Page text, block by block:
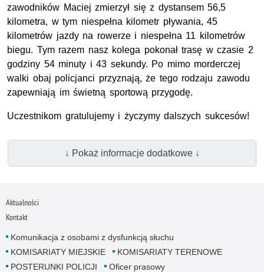
zawodników Maciej zmierzył się z dystansem 56,5
kilometra, w tym niespełna kilometr pływania, 45
kilometrów jazdy na rowerze i niespełna 11 kilometrów
biegu. Tym razem nasz kolega pokonał trasę w czasie 2
godziny 54 minuty i 43 sekundy. Po mimo morderczej
walki obaj policjanci przyznają, że tego rodzaju zawodu
zapewniają im świetną sportową przygodę.
Uczestnikom gratulujemy i życzymy dalszych sukcesów!
↓ Pokaż informacje dodatkowe ↓
Aktualności
Kontakt
Komunikacja z osobami z dysfunkcją słuchu
KOMISARIATY MIEJSKIE
KOMISARIATY TERENOWE
POSTERUNKI POLICJI
Oficer prasowy